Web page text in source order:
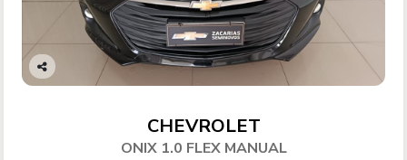
Co
CHEVROLET
ONIX 1.0 FLEX MANUAL